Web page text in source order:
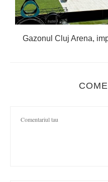
Gazonul Cluj Arena,